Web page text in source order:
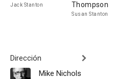
Jack Stanton
Thompson
Susan Stanton
Dirección
Mike Nichols